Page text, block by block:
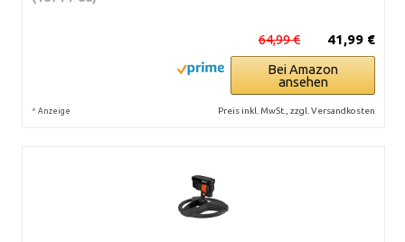
41,99 €
64,99 €
Bei Amazon
ansehen
* Anzeige Preis inkl. MwSt., zzgl. Versandkosten